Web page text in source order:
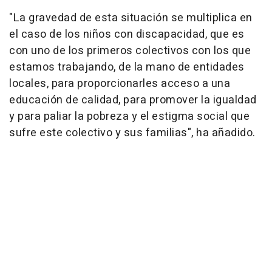
"La gravedad de esta situación se multiplica en
el caso de los niños con discapacidad, que es
con uno de los primeros colectivos con los que
estamos trabajando, de la mano de entidades
locales, para proporcionarles acceso a una
educación de calidad, para promover la igualdad
y para paliar la pobreza y el estigma social que
sufre este colectivo y sus familias", ha añadido.